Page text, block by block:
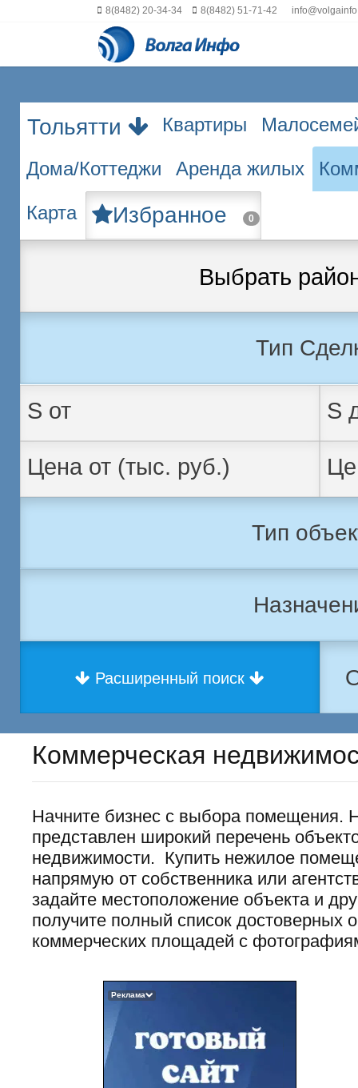
8(8482) 20-34-34 8(8482) 51-71-42
Тольятти Квартиры
Дома/Коттеджи Аренда жилых
Карта Избранное 0
Выбрать
Тип
Тип
Расширенный поиск
Коммерческая
Начните бизнес с выбора помещения.
представлен широкий перечень
недвижимости. Купить нежилое
напрямую от собственника или
задайте местоположение объекта и
получите полный список достоверных
коммерческих площадей с
Реклама